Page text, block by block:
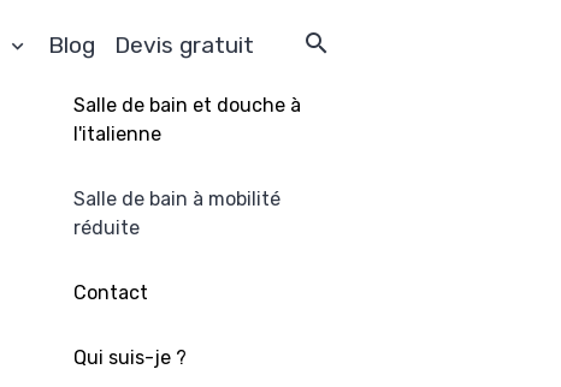
Blog Devis gratuit
Salle de bain et douche à
l'italienne
Salle de bain à mobilité
réduite
Contact
Qui suis-je ?